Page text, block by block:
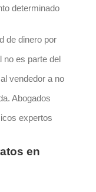
determinado
de dinero por
no es parte del
vendedor a no
Abogados
expertos
en